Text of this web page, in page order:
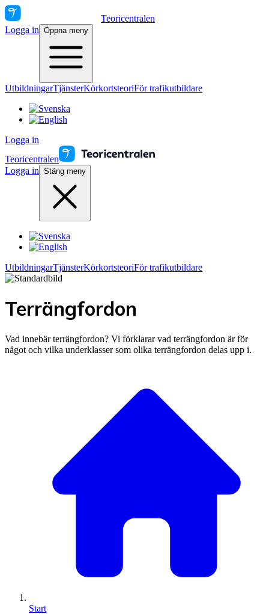
Teoricentralen
Logga in Öppna meny
UtbildningarTjänsterKörkortsteoriFör trafikutbildare
Logga in
Teoricentralen
Logga in Stäng meny
UtbildningarTjänsterKörkortsteoriFör trafikutbildare
Terrängfordon
Vad innebär terrängfordon? Vi förklarar vad terrängfordon är för
något och vilka underklasser som olika terrängfordon delas upp i.
Start